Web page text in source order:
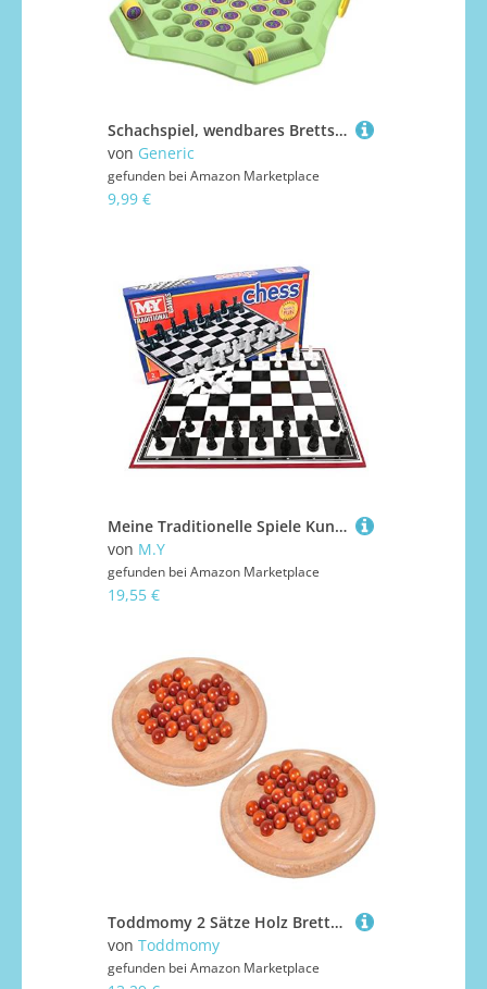
Schachspiel, wendbares Brettspiel, Schachbrett, Tierspiel, 58-fach: Schachbrettspiel, Cartoon, Schachbrettspiel, intellektuelles Schachbrettspiel
von Generic
gefunden bei Amazon Marketplace
9,99 €
Meine Traditionelle Spiele Kunststoff-Schach-Brettspiel
von M.Y
gefunden bei Amazon Marketplace
19,55 €
Toddmomy 2 Sätze Holz Brettspiel Memory Schach Educational Board Game für Erwachsene Klassisches Gedächtnisspiel mit Bunten Holzfiguren für Freizeit und Reisen
von Toddmomy
gefunden bei Amazon Marketplace